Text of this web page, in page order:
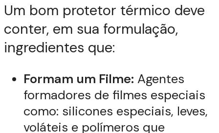
Um bom protetor térmico deve
conter, em sua formulação,
ingredientes que:
Formam um Filme: Agentes
formadores de filmes especiais
como: silicones especiais, leves,
voláteis e polímeros que